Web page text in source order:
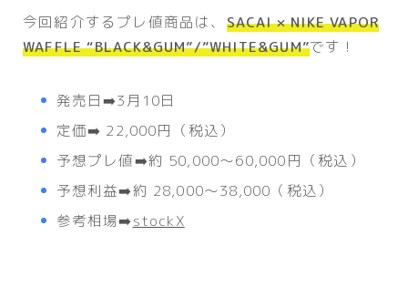
今回紹介するプレ値商品は、 SACAI × NIKE VAPOR
WAFFLE “BLACK&GUM”/”WHITE&GUM”です！
発売日➡️3月10日
定価➡️ 22,000円（税込）
予想プレ値➡️約 50,000〜60,000円（税込）
予想利益➡️約 28,000〜38,000（税込）
参考相場➡️stockX